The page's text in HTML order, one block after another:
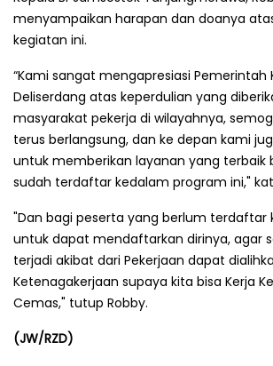
menyampaikan harapan dan doanya
kegiatan ini.
“Kami sangat mengapresiasi Pemerintah
Deliserdang atas keperdulian yang
masyarakat pekerja di wilayahnya,
terus berlangsung, dan ke depan kami
untuk memberikan layanan yang terbaik
sudah terdaftar kedalam program ini,"
"Dan bagi peserta yang berlum terdaftar
untuk dapat mendaftarkan dirinya, agar
terjadi akibat dari Pekerjaan dapat
Ketenagakerjaan supaya kita bisa Kerja
Cemas," tutup Robby.
(JW/RZD)